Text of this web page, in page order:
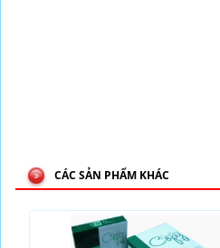
CÁC SẢN PHẨM KHÁC